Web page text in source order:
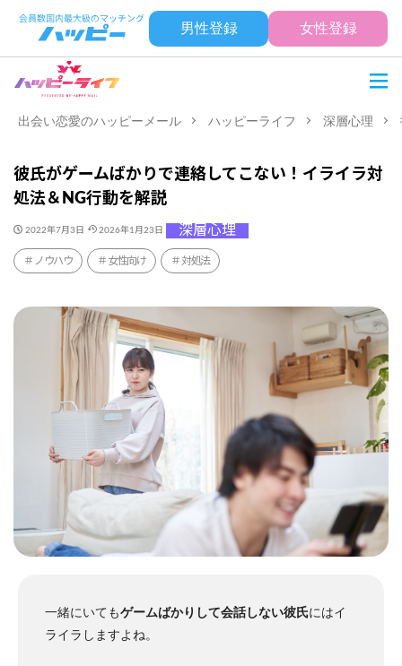
男性登録 女性登録
出会い恋愛のハッピーメール ハッピーライフ 深層心理
彼氏がゲームばかりで連絡してこない！イライラ対
処法＆NG行動を解説
2022年7月3日 2026年1月23日 深層心理
ノウハウ 女性向け 対処法
一緒にいてもゲームばかりして会話しない彼氏にはイ
ライラしますよね。